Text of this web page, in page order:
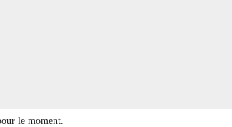
le moment.